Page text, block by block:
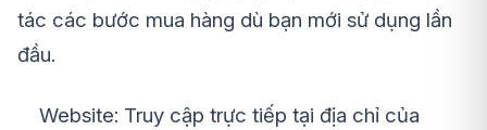
tác các bước mua hàng dù bạn mới sử dụng lần
đầu.
Website: Truy cập trực tiếp tại địa chỉ của